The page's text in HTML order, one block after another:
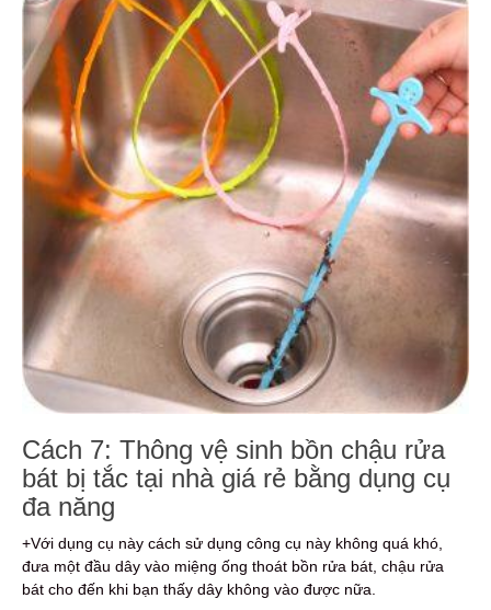
Cách 7: Thông vệ sinh bồn chậu rửa
bát bị tắc tại nhà giá rẻ bằng dụng cụ
đa năng
+Với dụng cụ này cách sử dụng công cụ này không quá khó,
đưa một đầu dây vào miệng ống thoát bồn rửa bát, chậu rửa
bát cho đến khi bạn thấy dây không vào được nữa.